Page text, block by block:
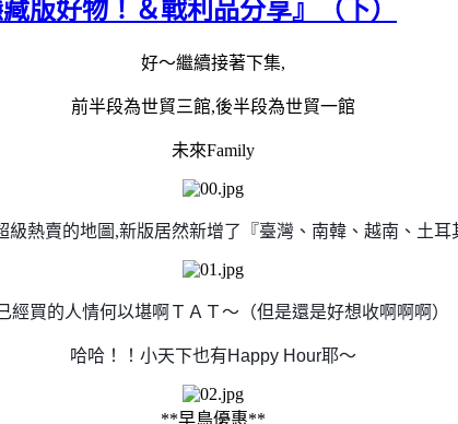
版好物！＆戰利品分享』（下）
好～繼續接著下集,
前半段為世貿三館,後半段為世貿一館
未來Family
級熱賣的地圖,新版居然新增了『臺灣、南韓、越南、土耳
經買的人情何以堪啊ＴＡＴ～（但是還是好想收啊啊啊）
哈哈！！小天下也有Happy Hour耶～
**早鳥優惠**